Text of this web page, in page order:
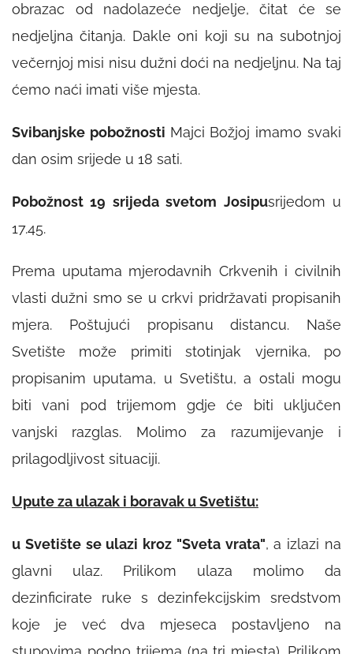
obrazac od nadolazeće nedjelje, čitat će se
nedjeljna čitanja. Dakle oni koji su na subotnjoj
večernjoj misi nisu dužni doći na nedjeljnu. Na taj
ćemo naći imati više mjesta.
Svibanjske pobožnosti Majci Božjoj imamo svaki
dan osim srijede u 18 sati.
Pobožnost 19 srijeda svetom Josipusrijedom u
17.45.
Prema uputama mjerodavnih Crkvenih i civilnih
vlasti dužni smo se u crkvi pridržavati propisanih
mjera. Poštujući propisanu distancu. Naše
Svetište može primiti stotinjak vjernika, po
propisanim uputama, u Svetištu, a ostali mogu
biti vani pod trijemom gdje će biti uključen
vanjski razglas. Molimo za razumijevanje i
prilagodljivost situaciji.
Upute za ulazak i boravak u Svetištu:
u Svetište se ulazi kroz "Sveta vrata", a izlazi na
glavni ulaz. Prilikom ulaza molimo da
dezinficirate ruke s dezinfekcijskim sredstvom
koje je već dva mjeseca postavljeno na